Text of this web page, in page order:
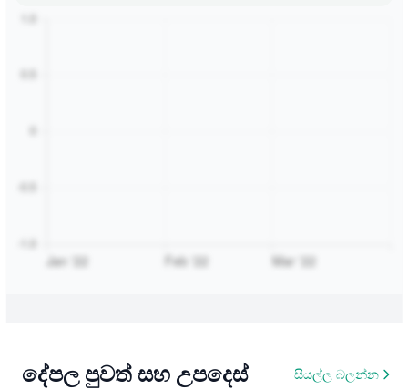
දේපල පුවත් සහ උපදෙස් සියල්ල බලන්න